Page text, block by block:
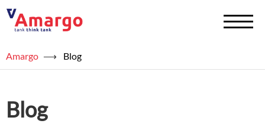
Zbiorniki na chemię +
Zbiorniki na wodę
Amargo ⟶ Blog
Blog